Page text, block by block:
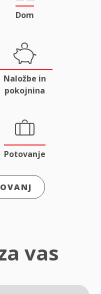
Dom
Naložbe in
pokojnina
Potovanje
vas